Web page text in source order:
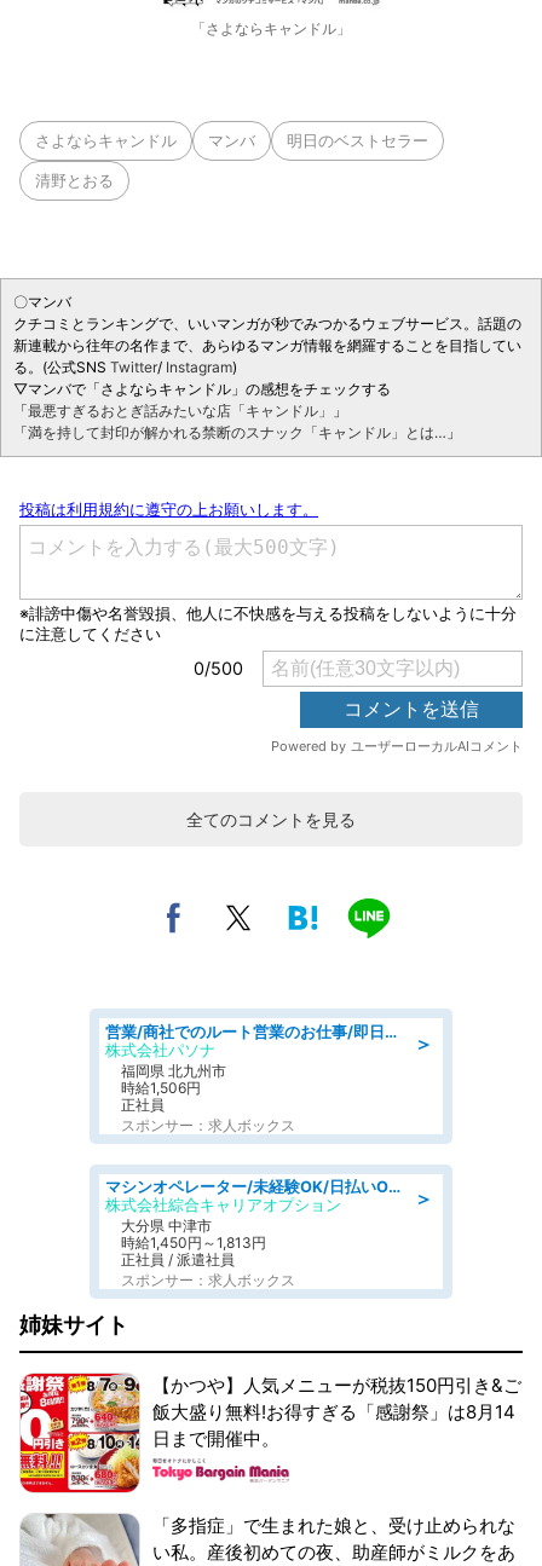
「さよならキャンドル」
さよならキャンドル マンバ 明日のベストセラー
清野とおる
〇マンバ
クチコミとランキングで、いいマンガが秒でみつかるウェブサービス。話題の
新連載から往年の名作まで、あらゆるマンガ情報を網羅することを目指してい
る。(公式SNS Twitter/ Instagram)
▽マンバで「さよならキャンドル」の感想をチェックする
「最悪すぎるおとぎ話みたいな店「キャンドル」
」
「満を持して封印が解かれる禁断のスナック「キャンドル」とは… 」
全てのコメントを見る
＞
営業/商社でのルート営業のお仕事/即日勤務可/車通勤可/営業
株式会社パソナ
福岡県 北九州市
時給1,506円
正社員
スポンサー：求人ボックス
＞
マシンオペレーター/未経験OK/日払いOK/寮費無料/交替制/20・30・40代活躍中
株式会社綜合キャリアオプション
大分県 中津市
時給1,450円～1,813円
正社員 / 派遣社員
スポンサー：求人ボックス
姉妹サイト
【かつや】人気メニューが税抜150円引き&ご
飯大盛り無料!お得すぎる「感謝祭」は8月14
日まで開催中。
「多指症」で生まれた娘と、受け止められな
い私。産後初めての夜、助産師がミルクをあ